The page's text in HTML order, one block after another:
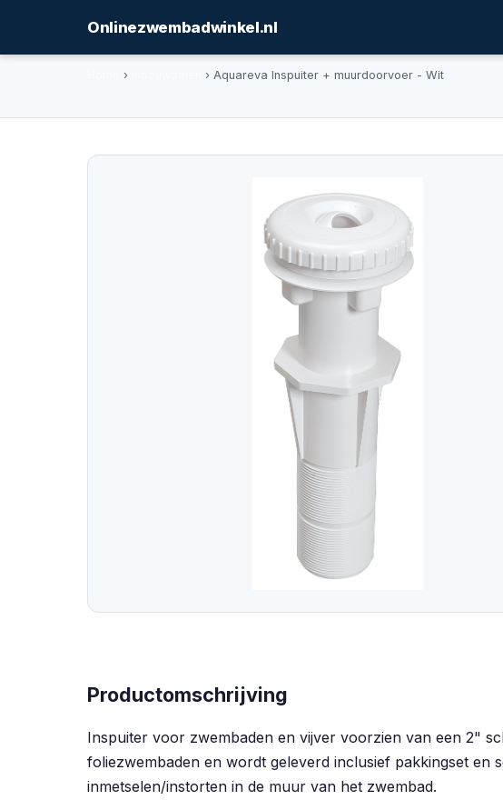
Onlinezwembadwinkel.nl
› › Aquareva Inspuiter + muurdoorvoer - Wit
Productomschrijving
Inspuiter voor zwembaden en vijver voorzien van een 2"
foliezwembaden en wordt geleverd inclusief pakkingset
inmetselen/instorten in de muur van het zwembad.